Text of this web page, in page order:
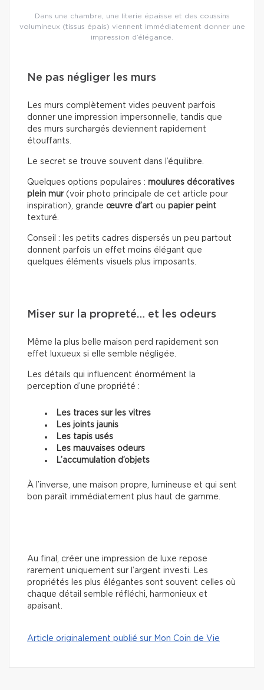
Dans une chambre, une literie épaisse et des coussins
volumineux (tissus épais) viennent immédiatement donner une
impression d’élégance.
Ne pas négliger les murs
Les murs complètement vides peuvent parfois
donner une impression impersonnelle, tandis que
des murs surchargés deviennent rapidement
étouffants.
Le secret se trouve souvent dans l’équilibre.
Quelques options populaires : moulures décoratives
plein mur (voir photo principale de cet article pour
inspiration), grande œuvre d’art ou papier peint
texturé.
Conseil : les petits cadres dispersés un peu partout
donnent parfois un effet moins élégant que
quelques éléments visuels plus imposants.
Miser sur la propreté… et les odeurs
Même la plus belle maison perd rapidement son
effet luxueux si elle semble négligée.
Les détails qui influencent énormément la
perception d’une propriété :
Les traces sur les vitres
Les joints jaunis
Les tapis usés
Les mauvaises odeurs
L’accumulation d’objets
À l’inverse, une maison propre, lumineuse et qui sent
bon paraît immédiatement plus haut de gamme.
Au final, créer une impression de luxe repose
rarement uniquement sur l’argent investi. Les
propriétés les plus élégantes sont souvent celles où
chaque détail semble réfléchi, harmonieux et
apaisant.
Article originalement publié sur Mon Coin de Vie